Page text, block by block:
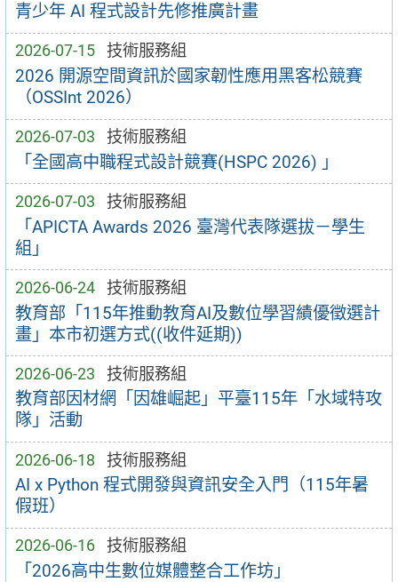
青少年 AI 程式設計先修推廣計畫
2026-07-15 技術服務組
2026 開源空間資訊於國家韌性應用黑客松競賽
（OSSInt 2026）
2026-07-03 技術服務組
「全國高中職程式設計競賽(HSPC 2026) 」
2026-07-03 技術服務組
「APICTA Awards 2026 臺灣代表隊選拔－學生
組」
2026-06-24 技術服務組
教育部「115年推動教育AI及數位學習績優徵選計
畫」本市初選方式((收件延期))
2026-06-23 技術服務組
教育部因材網「因雄崛起」平臺115年「水域特攻
隊」活動
2026-06-18 技術服務組
AI x Python 程式開發與資訊安全入門（115年暑
假班）
2026-06-16 技術服務組
「2026高中生數位媒體整合工作坊」